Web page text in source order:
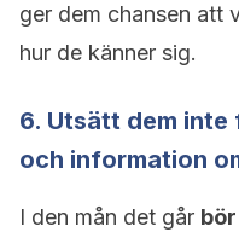
ger dem chansen att
hur de känner sig.
6. Utsätt dem
och information
I den mån det går